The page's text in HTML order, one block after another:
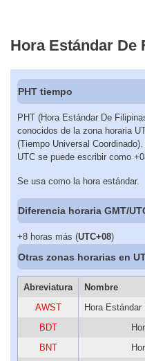
Hora Estándar De
PHT tiempo
PHT (Hora Estándar De
conocidos de la zona horaria
(Tiempo Universal
UTC se puede escribir como
Se usa como la hora estándar.
Diferencia horaria GMT/
+8 horas más (UTC+08)
Otras zonas horarias en
Abreviatura
Nombre
AWST
Hora Estándar
BDT
BNT